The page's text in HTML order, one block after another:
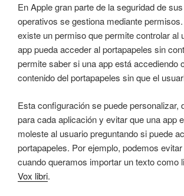
En Apple gran parte de la seguridad de
operativos se gestiona mediante
existe un permiso que permite controlar al
app pueda acceder al portapapeles sin
permite saber si una app está accediendo
contenido del portapapeles sin que el
Esta configuración se puede personalizar,
para cada aplicación y evitar que una app
moleste al usuario preguntando si puede
portapapeles. Por ejemplo, podemos
cuando queramos importar un texto como
Vox libri.